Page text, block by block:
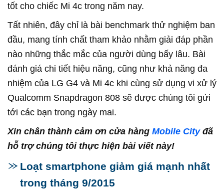
tốt cho chiếc Mi 4c trong năm nay.
Tất nhiên, đây chỉ là bài benchmark thử nghiệm ban
đầu, mang tính chất tham khảo nhằm giải đáp phần
nào những thắc mắc của người dùng bấy lâu. Bài
đánh giá chi tiết hiệu năng, cũng như khả năng đa
nhiệm của LG G4 và Mi 4c khi cùng sử dụng vi xử lý
Qualcomm Snapdragon 808 sẽ được chúng tôi gửi
tới các bạn trong ngày mai.
Xin chân thành cảm ơn cửa hàng Mobile Cityđã
hỗ trợ chúng tôi thực hiện bài viết này!
Loạt smartphone giảm giá mạnh nhất
trong tháng 9/2015